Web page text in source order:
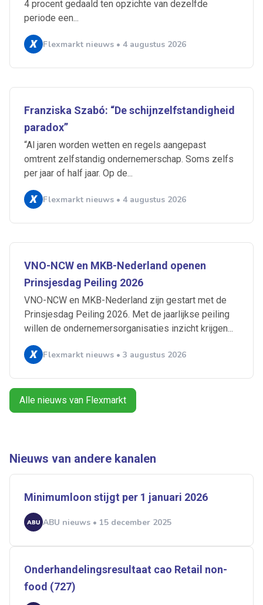
4 procent gedaald ten opzichte van dezelfde
periode een...
Flexmarkt nieuws • 4 augustus 2026
Franziska Szabó: “De schijnzelfstandigheid
paradox”
“Al jaren worden wetten en regels aangepast
omtrent zelfstandig ondernemerschap. Soms zelfs
per jaar of half jaar. Op de...
Flexmarkt nieuws • 4 augustus 2026
VNO-NCW en MKB-Nederland openen
Prinsjesdag Peiling 2026
VNO-NCW en MKB-Nederland zijn gestart met de
Prinsjesdag Peiling 2026. Met de jaarlijkse peiling
willen de ondernemersorganisaties inzicht krijgen...
Flexmarkt nieuws • 3 augustus 2026
Alle nieuws van Flexmarkt
Nieuws van andere kanalen
Minimumloon stijgt per 1 januari 2026
ABU nieuws • 15 december 2025
Onderhandelingsresultaat cao Retail non-
food (727)
Ontvang vacatures direct in
je mailbox
Alerts ontvangen
Alles Ingezonden ABU
Bureau Cicero
Doorzaam
Normering Arbeid
ZiPconomy